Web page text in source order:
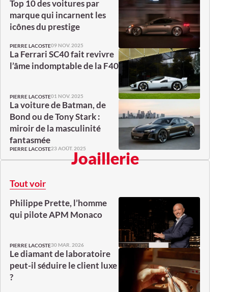
Top 10 des voitures par
marque qui incarnent les
icônes du prestige
PIERRE LACOSTE09 NOV. 2025
La Ferrari SC40 fait revivre
l’âme indomptable de la F40
PIERRE LACOSTE01 NOV. 2025
La voiture de Batman, de
Bond ou de Tony Stark :
miroir de la masculinité
fantasmée
PIERRE LACOSTE23 AOÛT. 2025Joaillerie
Tout voir
Philippe Prette, l’homme
qui pilote APM Monaco
PIERRE LACOSTE30 MAR. 2026
Le diamant de laboratoire
peut-il séduire le client luxe
?